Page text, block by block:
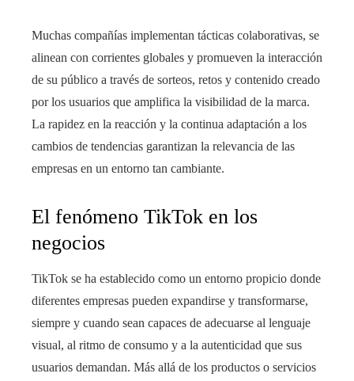
Muchas compañías implementan tácticas colaborativas, se
alinean con corrientes globales y promueven la interacción
de su público a través de sorteos, retos y contenido creado
por los usuarios que amplifica la visibilidad de la marca.
La rapidez en la reacción y la continua adaptación a los
cambios de tendencias garantizan la relevancia de las
empresas en un entorno tan cambiante.
El fenómeno TikTok en los
negocios
TikTok se ha establecido como un entorno propicio donde
diferentes empresas pueden expandirse y transformarse,
siempre y cuando sean capaces de adecuarse al lenguaje
visual, al ritmo de consumo y a la autenticidad que sus
usuarios demandan. Más allá de los productos o servicios